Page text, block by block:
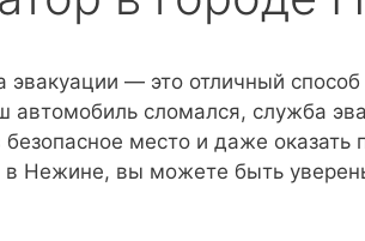
— это отличный
автомобиль сломался, служба
место и даже
Нежине, вы можете быть